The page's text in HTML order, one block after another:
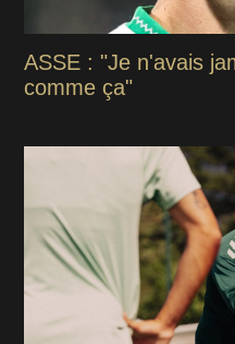
ASSE : "Je n'avais
comme ça"